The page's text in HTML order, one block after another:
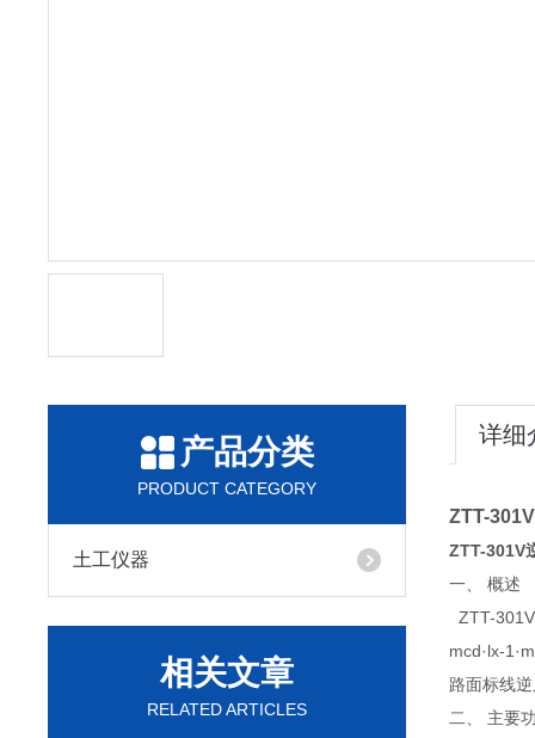
产品分类
PRODUCT CATEGORY
土工仪器
相关文章
RELATED ARTICLES
详细
ZTT-
ZTT-301V
一、 概述
ZTT-
mcd·lx-
路面标线
二、 主要